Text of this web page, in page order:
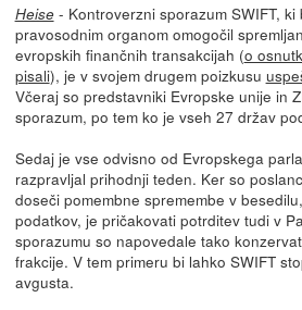
Heise- Kontroverzni sporazum SWIFT, ki
pravosodnim organom omogočil
evropskih finančnih transakcijah (o
pisali), je v svojem drugem poizkusu
Včeraj so predstavniki Evropske unije in
sporazum, po tem ko je vseh 27 držav
Sedaj je vse odvisno od Evropskega
razpravljal prihodnji teden. Ker so
doseči pomembne spremembe v
podatkov, je pričakovati potrditev tudi v
sporazumu so napovedale tako
frakcije. V tem primeru bi lahko SWIFT
avgusta.